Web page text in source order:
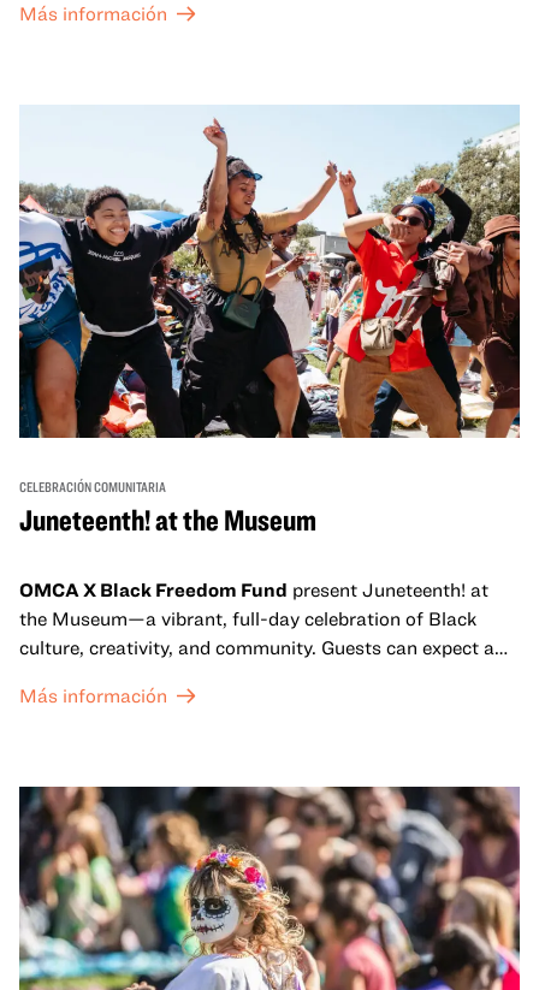
celebran y honran las tradiciones del Año Nuevo Lunar a
un espacio para que nuestras comunidades AAPI se
reúnan y se eleven mutuamente con círculos de curación
tanto presenciales como virtuales.
Más información
CELEBRACIÓN COMUNITARIA
Juneteenth! at the Museum
OMCA X Black Freedom Fund present Juneteenth! at
the Museum—a vibrant, full-day celebration of Black
culture, creativity, and community. Guests can expect a
sets from boundary-pushing artists, delicious offerings
move, make, and connect in celebration of Black culture.
Más información